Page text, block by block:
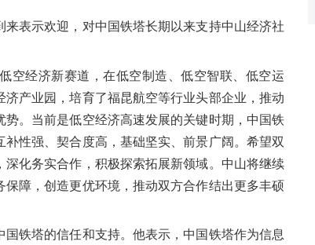
表示欢迎，对中国铁塔长期以来支持中山经济社
空经济新赛道，在低空制造、低空智联、低空运
产业园，培育了福昆航空等行业头部企业，推动
。当前是低空经济高速发展的关键时期，中国铁
性强、契合度高，基础坚实、前景广阔。希望双
化务实合作，积极探索拓展新领域。中山将继续
障，创造更优环境，推动双方合作结出更多丰硕
铁塔的信任和支持。他表示，中国铁塔作为信息